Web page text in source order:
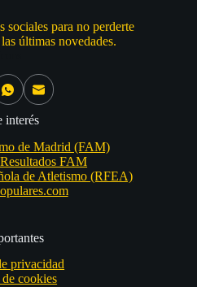
sociales para no perderte
últimas novedades.
interés
de Madrid (FAM)
FAM
de Atletismo (RFEA)
privacidad
cookies